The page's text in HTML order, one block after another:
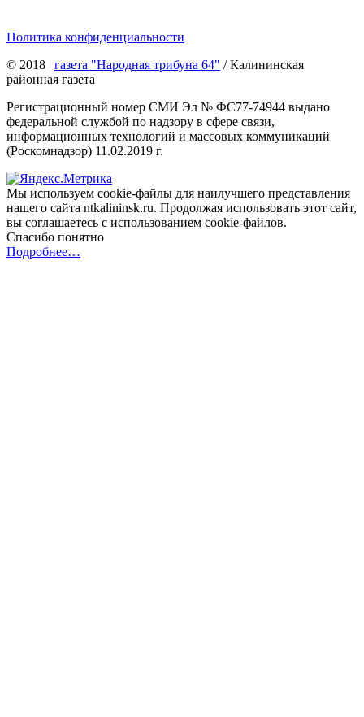
Политика конфиденциальности
© 2018 | газета "Народная трибуна 64" / Калининская
районная газета
Регистрационный номер СМИ Эл № ФС77-74944 выдано
федеральной службой по надзору в сфере связи,
информационных технологий и массовых коммуникаций
(Роскомнадзор) 11.02.2019 г.
Мы используем cookie-файлы для наилучшего представления
нашего сайта ntkalininsk.ru. Продолжая использовать этот сайт,
вы соглашаетесь с использованием cookie-файлов.
Спасибо понятно
Подробнее…